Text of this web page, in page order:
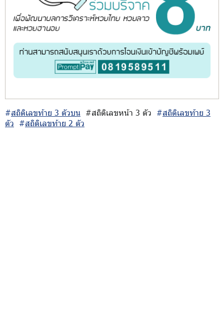
#สถิติเลขท้าย 3 ตัวบน #สถิติเลขหน้า 3 ตัว #สถิติเลขท้าย 3
ตัว #สถิติเลขท้าย 2 ตัว